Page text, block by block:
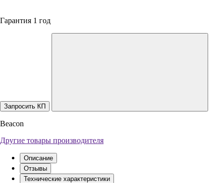
Гарантия 1 год
Запросить КП
Beacon
Другие товары производителя
Описание
Отзывы
Технические характеристики